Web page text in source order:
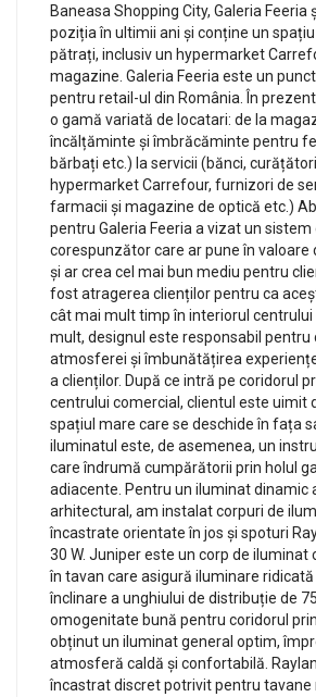
Baneasa Shopping City, Galeria Feeria
poziția în ultimii ani și conține un
pătrați, inclusiv un hypermarket
magazine. Galeria Feeria este un
pentru retail-ul din România. În
o gamă variată de locatari: de la
încălțăminte și îmbrăcăminte pentru
bărbați etc.) la servicii (bănci,
hypermarket Carrefour, furnizori de
farmacii și magazine de optică etc.)
pentru Galeria Feeria a vizat un
corespunzător care ar pune în valoare
și ar crea cel mai bun mediu pentru
fost atragerea clienților pentru ca
cât mai mult timp în interiorul centrului
mult, designul este responsabil pentru
atmosferei și îmbunătățirea
a clienților. După ce intră pe coridorul
centrului comercial, clientul este uimit
spațiul mare care se deschide în fața
iluminatul este, de asemenea, un
care îndrumă cumpărătorii prin holul
adiacente. Pentru un iluminat dinamic
arhitectural, am instalat corpuri de
încastrate orientate în jos și spoturi
30 W. Juniper este un corp de
în tavan care asigură iluminare
înclinare a unghiului de distribuție de
omogenitate bună pentru coridorul
obținut un iluminat general optim,
atmosferă caldă și confortabilă.
încastrat discret potrivit pentru tavane